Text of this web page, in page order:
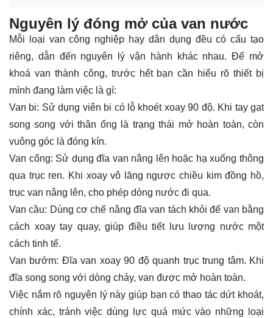
Nguyên lý đóng mở của van nước
Mỗi loại van công nghiệp hay dân dụng đều có cấu tạo
riêng, dẫn đến nguyên lý vận hành khác nhau. Để mở
khoá van thành công, trước hết bạn cần hiểu rõ thiết bị
mình đang làm việc là gì:
Van bi: Sử dụng viên bi có lỗ khoét xoay 90 độ. Khi tay gạt
song song với thân ống là trạng thái mở hoàn toàn, còn
vuông góc là đóng kín.
Van cổng: Sử dụng đĩa van nâng lên hoặc hạ xuống thông
qua trục ren. Khi xoay vô lăng ngược chiều kim đồng hồ,
trục van nâng lên, cho phép dòng nước đi qua.
Van cầu: Dùng cơ chế nâng đĩa van tách khỏi đế van bằng
cách xoay tay quay, giúp điều tiết lưu lượng nước một
cách tinh tế.
Van bướm: Đĩa van xoay 90 độ quanh trục trung tâm. Khi
đĩa song song với dòng chảy, van được mở hoàn toàn.
Việc nắm rõ nguyên lý này giúp bạn có thao tác dứt khoát,
chính xác, tránh việc dùng lực quá mức vào những loại